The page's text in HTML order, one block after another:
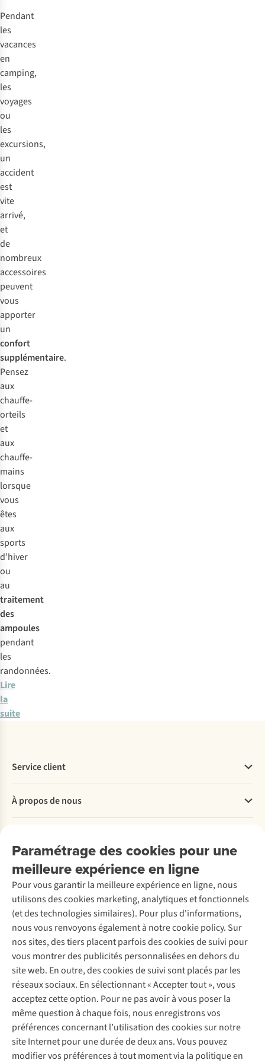
Pendant
les
vacances
en
camping,
les
voyages
ou
les
excursions,
un
accident
est
vite
arrivé,
et
de
nombreux
accessoires
peuvent
vous
apporter
un
confort
supplémentaire.
Pensez
aux
chauffe-
orteils
et
aux
chauffe-
mains
lorsque
vous
êtes
aux
sports
d’hiver
ou
au
traitement
des
ampoules
pendant
les
randonnées.
Lire
la
suite
Paramétrage des cookies pour une
meilleure expérience en ligne
Pour vous garantir la meilleure expérience en ligne, nous
utilisons des cookies marketing, analytiques et fonctionnels
(et des technologies similaires). Pour plus d'informations,
nous vous renvoyons également à notre cookie policy. Sur
nos sites, des tiers placent parfois des cookies de suivi pour
vous montrer des publicités personnalisées en dehors du
site web. En outre, des cookies de suivi sont placés par les
réseaux sociaux. En sélectionnant « Accepter tout », vous
acceptez cette option. Pour ne pas avoir à vous poser la
même question à chaque fois, nous enregistrons vos
préférences concernant l’utilisation des cookies sur notre
site Internet pour une durée de deux ans. Vous pouvez
modifier vos préférences à tout moment via la politique en
Service client
Commander
Payer
Retourner
Rétractation d'une commande
Entretien & réparations
Garantie
Contactez-nous
À propos de nous
Entreprise responsable
À propos d’Ayacucho
Nos magasins
À propos d’A.S.Adventure
Déclaration d'accessibilité
Location / Location sports d’hiver
Seconde-main
Entretien de ski
Service de lavage
Entretien de chaussures
Réparation de chaussures
Réparation de vêtements
Retouches
Pour les entreprises
Découvrez
A.S.Magazine
Explore Camp
Gear Check
Expertise & conseils
Abonnez-vous à la newsletter
Suivez-nous